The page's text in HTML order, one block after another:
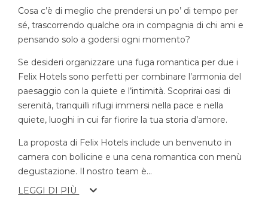
Cosa c’è di meglio che prendersi un po’ di tempo per
sé, trascorrendo qualche ora in compagnia di chi ami e
pensando solo a godersi ogni momento?
Se desideri organizzare una fuga romantica per due i
Felix Hotels sono perfetti per combinare l’armonia del
paesaggio con la quiete e l’intimità. Scoprirai oasi di
serenità, tranquilli rifugi immersi nella pace e nella
quiete, luoghi in cui far fiorire la tua storia d’amore.
La proposta di Felix Hotels include un benvenuto in
camera con bollicine e una cena romantica con menù
degustazione. Il nostro team è...
LEGGI DI PIÙ